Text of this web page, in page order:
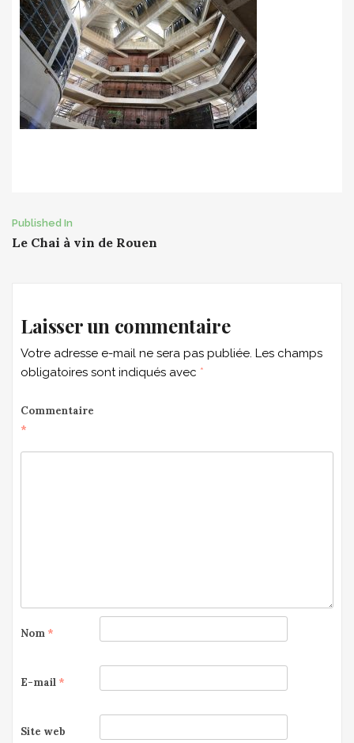
Post
Published In
Le Chai à vin de Rouen
Laisser un commentaire
Votre adresse e-mail ne sera pas publiée. Les champs
obligatoires sont indiqués avec *
Commentaire
*
Nom *
E-mail *
Site web